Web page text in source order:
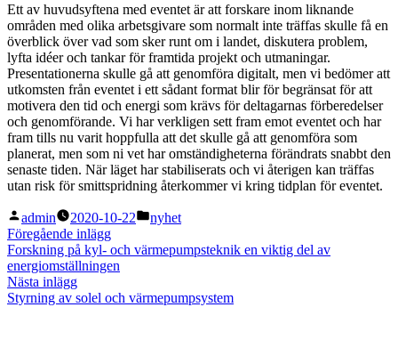
Ett av huvudsyftena med eventet är att forskare inom liknande
områden med olika arbetsgivare som normalt inte träffas skulle få en
överblick över vad som sker runt om i landet, diskutera problem,
lyfta idéer och tankar för framtida projekt och utmaningar.
Presentationerna skulle gå att genomföra digitalt, men vi bedömer att
utkomsten från eventet i ett sådant format blir för begränsat för att
motivera den tid och energi som krävs för deltagarnas förberedelser
och genomförande. Vi har verkligen sett fram emot eventet och har
fram tills nu varit hoppfulla att det skulle gå att genomföra som
planerat, men som ni vet har omständigheterna förändrats snabbt den
senaste tiden. När läget har stabiliserats och vi återigen kan träffas
utan risk för smittspridning återkommer vi kring tidplan för eventet.
Publicerat
av
admin 2020-10-22
Publicerat
nyhet
Inläggsnavigering
Föregående inläggFöregående
inlägg:
Forskning på kyl- och värmepumpsteknik en viktig del av
energiomställningen
Nästa inläggNästa
inlägg:
Styrning av solel och värmepumpsystem